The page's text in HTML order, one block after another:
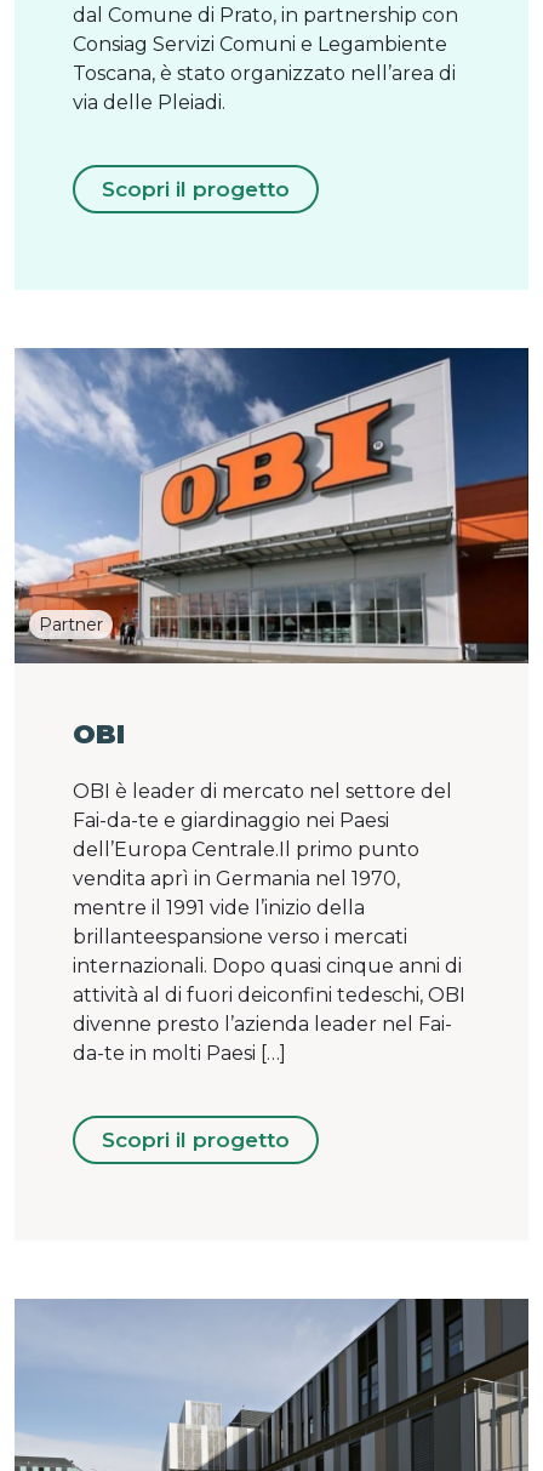
dal Comune di Prato, in partnership con
Consiag Servizi Comuni e Legambiente
Toscana, è stato organizzato nell’area di
via delle Pleiadi.
Scopri il progetto
Partner
OBI
OBI è leader di mercato nel settore del
Fai-da-te e giardinaggio nei Paesi
dell’Europa Centrale.Il primo punto
vendita aprì in Germania nel 1970,
mentre il 1991 vide l’inizio della
brillanteespansione verso i mercati
internazionali. Dopo quasi cinque anni di
attività al di fuori deiconfini tedeschi, OBI
divenne presto l’azienda leader nel Fai-
da-te in molti Paesi […]
Scopri il progetto